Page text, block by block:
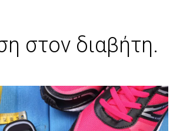
στον διαβήτη.